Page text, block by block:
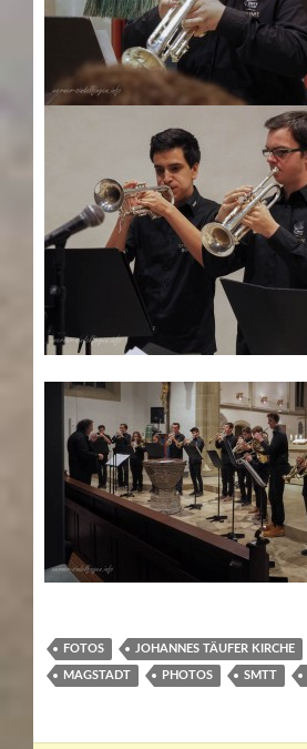
FOTOS JOHANNES TÄUFER KIRCHE
MAGSTADT PHOTOS SMTT